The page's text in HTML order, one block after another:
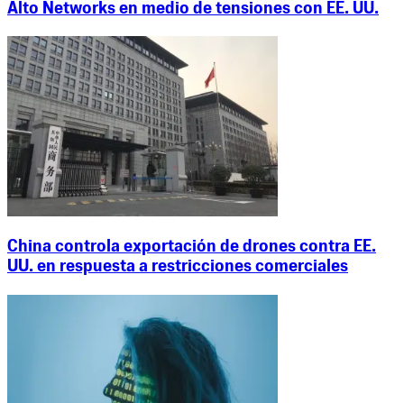
Alto Networks en medio de tensiones con EE. UU.
China controla exportación de drones contra EE.
UU. en respuesta a restricciones comerciales